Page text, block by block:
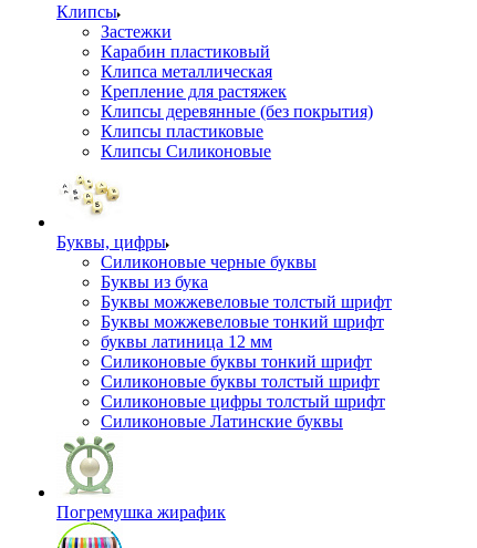
Клипсы
Застежки
Карабин пластиковый
Клипса металлическая
Крепление для растяжек
Клипсы деревянные (без покрытия)
Клипсы пластиковые
Клипсы Силиконовые
Буквы, цифры
Силиконовые черные буквы
Буквы из бука
Буквы можжевеловые толстый шрифт
Буквы можжевеловые тонкий шрифт
буквы латиница 12 мм
Силиконовые буквы тонкий шрифт
Силиконовые буквы толстый шрифт
Силиконовые цифры толстый шрифт
Силиконовые Латинские буквы
Погремушка жирафик